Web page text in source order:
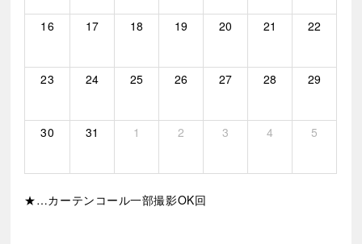
16 17 18 19 20 21 22
23 24 25 26 27 28 29
30 31 1 2 3 4 5
★…カーテンコール一部撮影OK回